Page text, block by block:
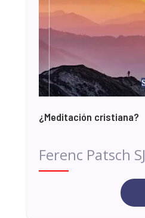
¿Meditación cristiana?
Ferenc Patsch SJ